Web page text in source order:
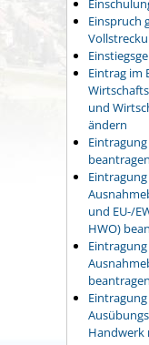
Einspruch
Eintrag im
und
ändern
beantragen
und EU-/
HWO)
beantragen
Handwerk